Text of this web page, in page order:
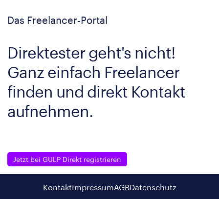
Das Freelancer-Portal
Direktester geht's nicht!
Ganz einfach Freelancer
finden und direkt Kontakt
aufnehmen.
Jetzt bei GULP Direkt registrieren
KontaktImpressumAGBDatenschutz